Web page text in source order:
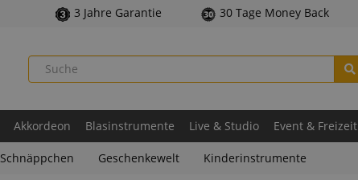
3 Jahre Garantie 30 Tage Money Back
Akkordeon Blasinstrumente Live & Studio Event & Freizeit
Schnäppchen Geschenkewelt Kinderinstrumente